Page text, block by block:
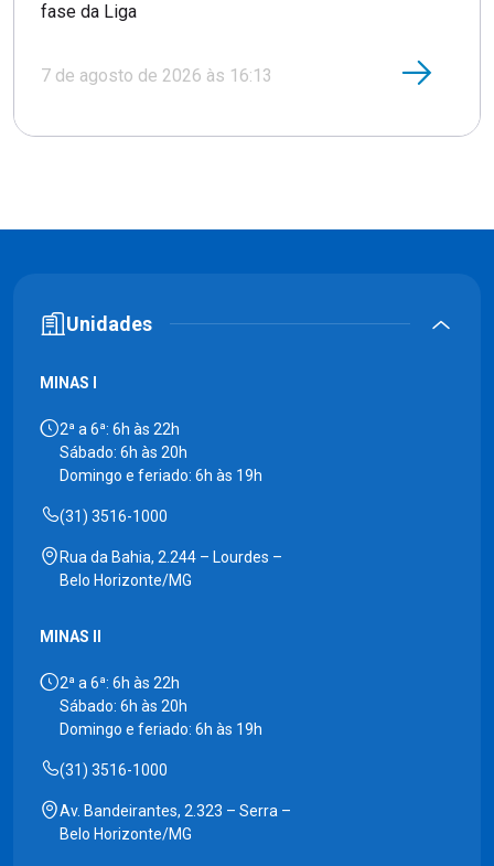
fase da Liga
7 de agosto de 2026 às 16:13
Unidades
MINAS I
2ª a 6ª: 6h às 22h
Sábado: 6h às 20h
Domingo e feriado: 6h às 19h
(31) 3516-1000
Rua da Bahia, 2.244 – Lourdes –
Belo Horizonte/MG
MINAS II
2ª a 6ª: 6h às 22h
Sábado: 6h às 20h
Domingo e feriado: 6h às 19h
(31) 3516-1000
Av. Bandeirantes, 2.323 – Serra –
Belo Horizonte/MG